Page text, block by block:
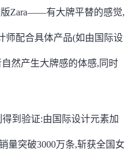
Zara——有大牌平替的感觉,
师配合具体产品(如由国际设
然产生大牌感的体感,同时
到验证:由国际设计元素加
量突破3000万条,斩获全国女